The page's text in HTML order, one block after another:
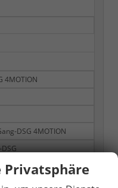
4MOTION
DSG 4MOTION